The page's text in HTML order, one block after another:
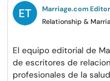
Marriage.com
Relationship &
El equipo editorial de
de escritores de
profesionales de la